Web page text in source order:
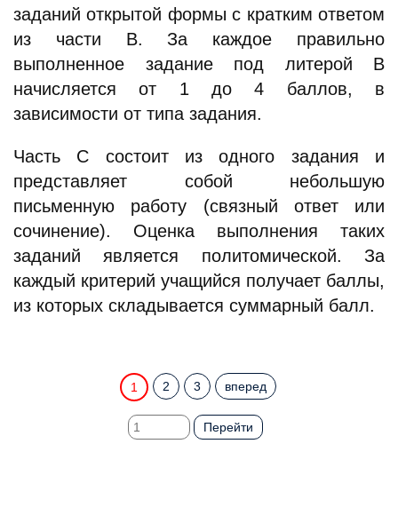
заданий открытой формы с кратким ответом
из части В. За каждое правильно
выполненное задание под литерой В
начисляется от 1 до 4 баллов, в
зависимости от типа задания.
Часть С состоит из одного задания и
представляет собой небольшую
письменную работу (связный ответ или
сочинение). Оценка выполнения таких
заданий является политомической. За
каждый критерий учащийся получает баллы,
из которых складывается суммарный балл.
1 2 3 вперед
Перейти